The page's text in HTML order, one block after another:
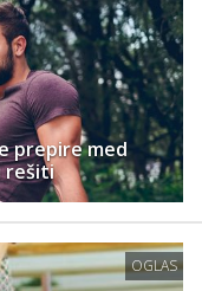
prepire med
rešiti
OGLAS